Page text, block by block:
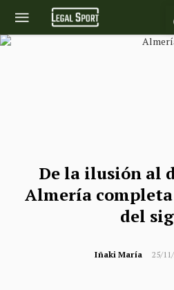
De la ilusión al
Almería
del
Iñaki María 25/